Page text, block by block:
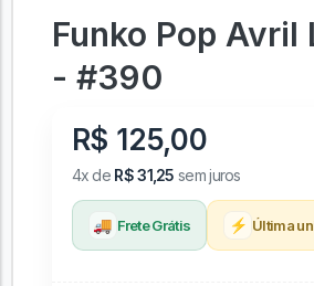
Funko Pop Avril
- #390
R$ 125,00
4x de R$ 31,25 sem juros
🚚 Frete Grátis ⚡ Última